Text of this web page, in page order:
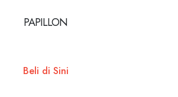
PAPILLON
Beli di Sini